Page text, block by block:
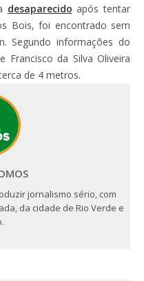
desaparecido após tentar
Bois, foi encontrado sem
Segundo informações do
da Silva Oliveira
de 4 metros.
jornalismo sério, com
da cidade de Rio Verde e